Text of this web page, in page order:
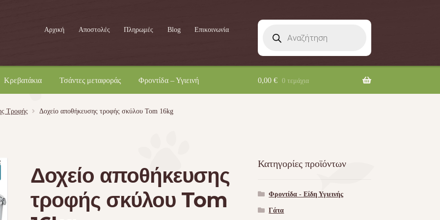
Αρχική Αποστολές Πληρωμές Blog Επικοινωνία
search
Κρεβατάκια Τσάντες μεταφοράς Φροντίδα – Υγιεινή 0,00 € 0 τεμάχια
Τροφής Δοχείο αποθήκευσης τροφής σκύλου Tom 16kg
Δοχείο αποθήκευσης
τροφής σκύλου Tom
Κατηγορίες προϊόντων
Φροντίδα - Είδη Υγιεινής
Γάτα